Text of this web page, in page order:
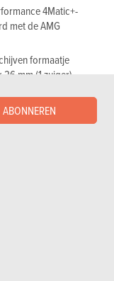
ABONNEREN
4Matic+-
met de AMG
formaatje
mm (1 zuiger)
actieve
die aangevuld
wordt
I en II plus het